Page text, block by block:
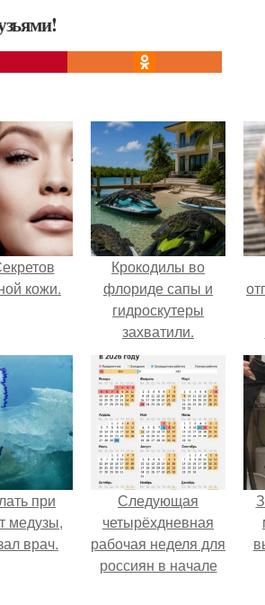
кожи.
Крокодилы во
флориде сапы и
гидроскутеры
захватили.
при
медузы,
врач.
Следующая
четырёхдневная
рабочая неделя для
россиян в начале